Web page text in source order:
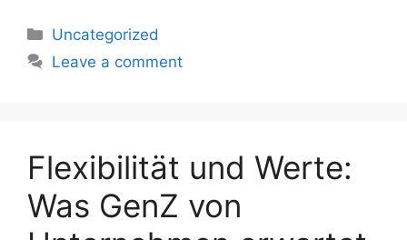
Uncategorized
Leave a comment
Flexibilität und Werte:
Was GenZ von